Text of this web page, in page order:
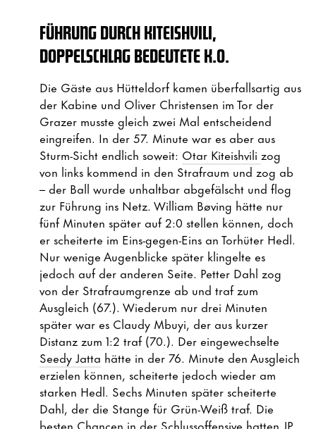
FÜHRUNG DURCH KITEISHVILI,
DOPPELSCHLAG BEDEUTETE K.O.
Die Gäste aus Hütteldorf kamen überfallsartig aus
der Kabine und Oliver Christensen im Tor der
Grazer musste gleich zwei Mal entscheidend
eingreifen. In der 57. Minute war es aber aus
Sturm-Sicht endlich soweit: Otar Kiteishvili zog
von links kommend in den Strafraum und zog ab
– der Ball wurde unhaltbar abgefälscht und flog
zur Führung ins Netz. William Bøving hätte nur
fünf Minuten später auf 2:0 stellen können, doch
er scheiterte im Eins-gegen-Eins an Torhüter Hedl.
Nur wenige Augenblicke später klingelte es
jedoch auf der anderen Seite. Petter Dahl zog
von der Strafraumgrenze ab und traf zum
Ausgleich (67.). Wiederum nur drei Minuten
später war es Claudy Mbuyi, der aus kurzer
Distanz zum 1:2 traf (70.). Der eingewechselte
Seedy Jatta hätte in der 76. Minute den Ausgleich
erzielen können, scheiterte jedoch wieder am
starken Hedl. Sechs Minuten später scheiterte
Dahl, der die Stange für Grün-Weiß traf. Die
besten Chancen in der Schlussoffensive hatten JP